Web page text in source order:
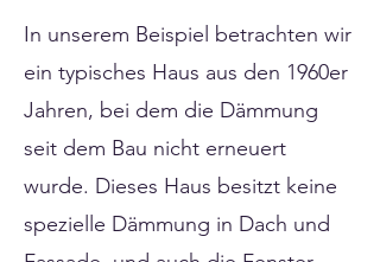
In unserem Beispiel betrachten wir
ein typisches Haus aus den 1960er
Jahren, bei dem die Dämmung
seit dem Bau nicht erneuert
wurde. Dieses Haus besitzt keine
spezielle Dämmung in Dach und